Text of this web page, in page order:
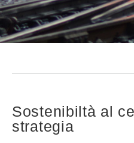
Sostenibiltà al
strategia